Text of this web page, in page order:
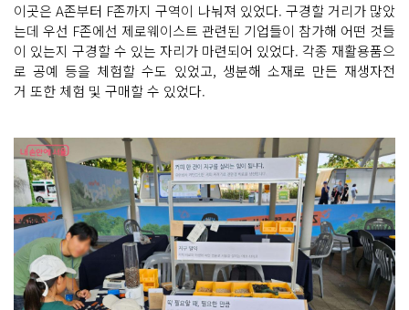
이곳은 A존부터 F존까지 구역이 나눠져 있었다. 구경할 거리가 많았
는데 우선 F존에선 제로웨이스트 관련된 기업들이 참가해 어떤 것들
이 있는지 구경할 수 있는 자리가 마련되어 있었다. 각종 재활용품으
로 공예 등을 체험할 수도 있었고, 생분해 소재로 만든 재생자전
거 또한 체험 및 구매할 수 있었다.